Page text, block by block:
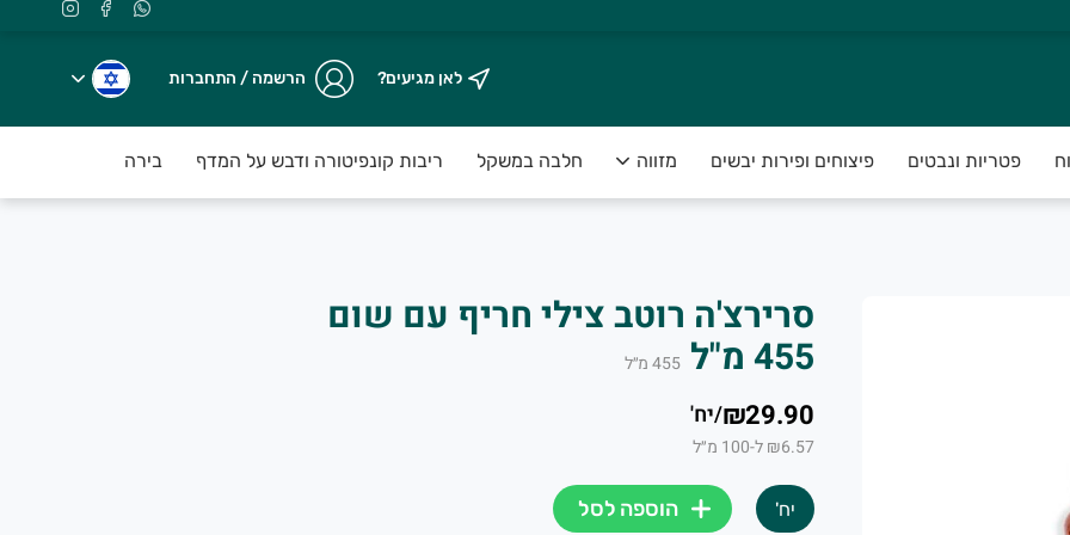
ששם אתכם במרכז.
המובחרת ביותר, בבחירה קפדנית ובהפצה ברמת פרימיום עד פתח
אנחנו זמינים עבורכם:
לאן מגיעים? הרשמה / התחברות
פטריות ונבטים פיצוחים ופירות יבשים מזווה חלבה במשקל ריבות קונפיטורה ודבש על המדף בירה על המדף
סרירצ'ה רוטב צילי חריף עם שום
455 מ"ל 455 מ״ל
₪29.90
/יח'
₪6.57 ל-100 מ״ל
יח' הוספה לסל